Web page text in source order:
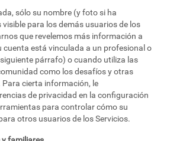
sólo su nombre (y foto si ha
para los demás usuarios de los
que revelemos más información a
cuenta está vinculada a un profesional o
párrafo) o cuando utiliza las
como los desafíos y otras
cierta información, le
de privacidad en la configuración
para controlar cómo su
otros usuarios de los Servicios.